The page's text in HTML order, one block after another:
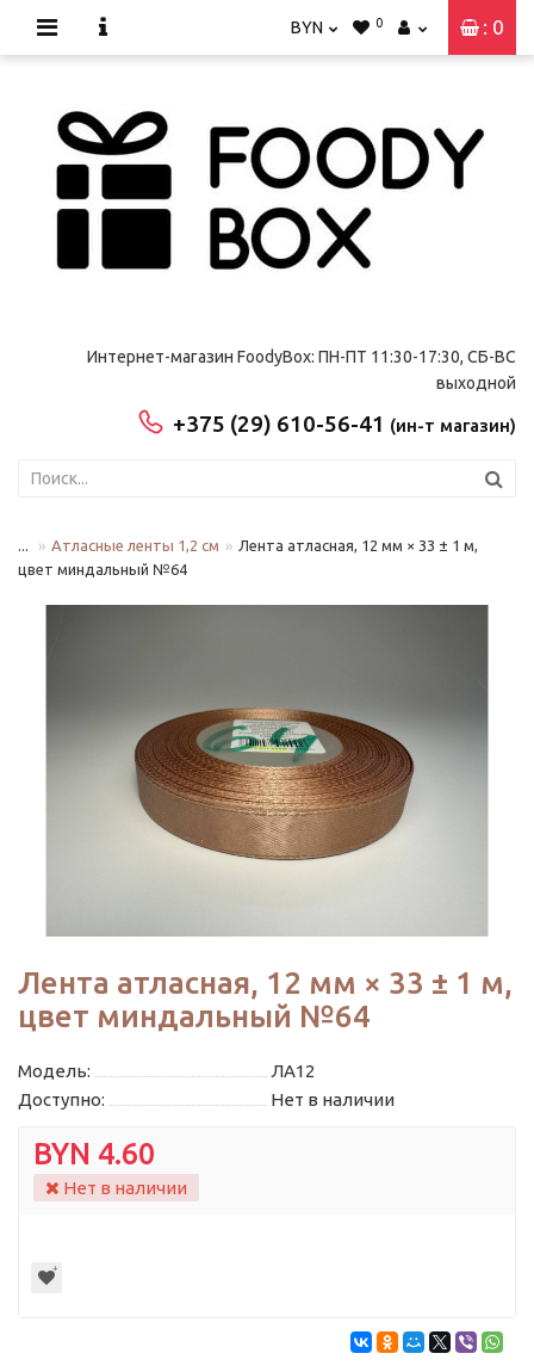
: 0
BYN 0
Интернет-магазин FoodyBox: ПН-ПТ 11:30-17:30, СБ-ВС
выходной
+375 (29) 610-56-41 (ин-т магазин)
... Атласные ленты 1,2 см
Лента атласная, 12 мм × 33 ± 1 м,
цвет миндальный №64
Лента атласная, 12 мм × 33 ± 1 м,
цвет миндальный №64
Модель:
ЛА12
Доступно:
Нет в наличии
BYN 4.60
Нет в наличии